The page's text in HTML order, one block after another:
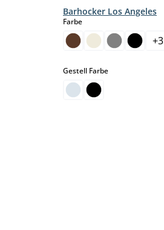
Barhocker Los Angeles
Farbeauswählen
+3
Gestell Farbeauswählen